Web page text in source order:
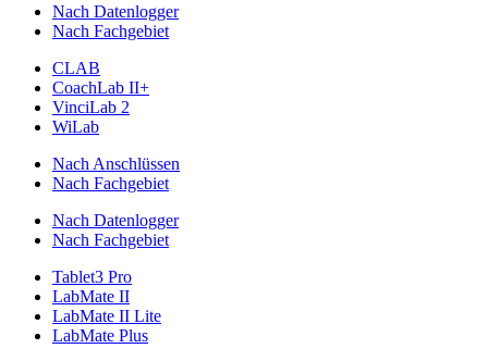
Nach Datenlogger
Nach Fachgebiet
CLAB
CoachLab II+
VinciLab 2
WiLab
Nach Anschlüssen
Nach Fachgebiet
Nach Datenlogger
Nach Fachgebiet
Tablet3 Pro
LabMate II
LabMate II Lite
LabMate Plus